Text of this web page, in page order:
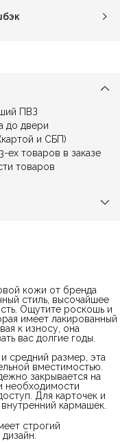
ПВЗ
до двери
и СБП)
товаров в заказе
товаров
кожи от бренда
стиль, высочайшее
Ощутите роскошь и
имеет лакированный
к износу, она
вас долгие годы.
средний размер, эта
вместимостью.
закрывается на
необходимости
Для карточек и
кармашек.
строгий